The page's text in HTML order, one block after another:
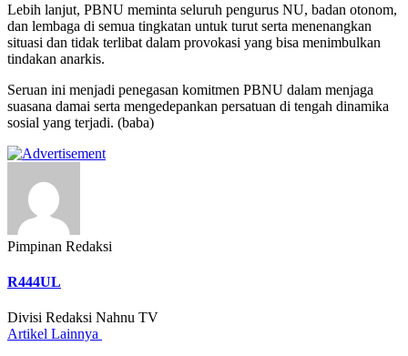
Lebih lanjut, PBNU meminta seluruh pengurus NU, badan otonom,
dan lembaga di semua tingkatan untuk turut serta menenangkan
situasi dan tidak terlibat dalam provokasi yang bisa menimbulkan
tindakan anarkis.
Seruan ini menjadi penegasan komitmen PBNU dalam menjaga
suasana damai serta mengedepankan persatuan di tengah dinamika
sosial yang terjadi. (baba)
Pimpinan Redaksi
R444UL
Divisi Redaksi Nahnu TV
Artikel Lainnya